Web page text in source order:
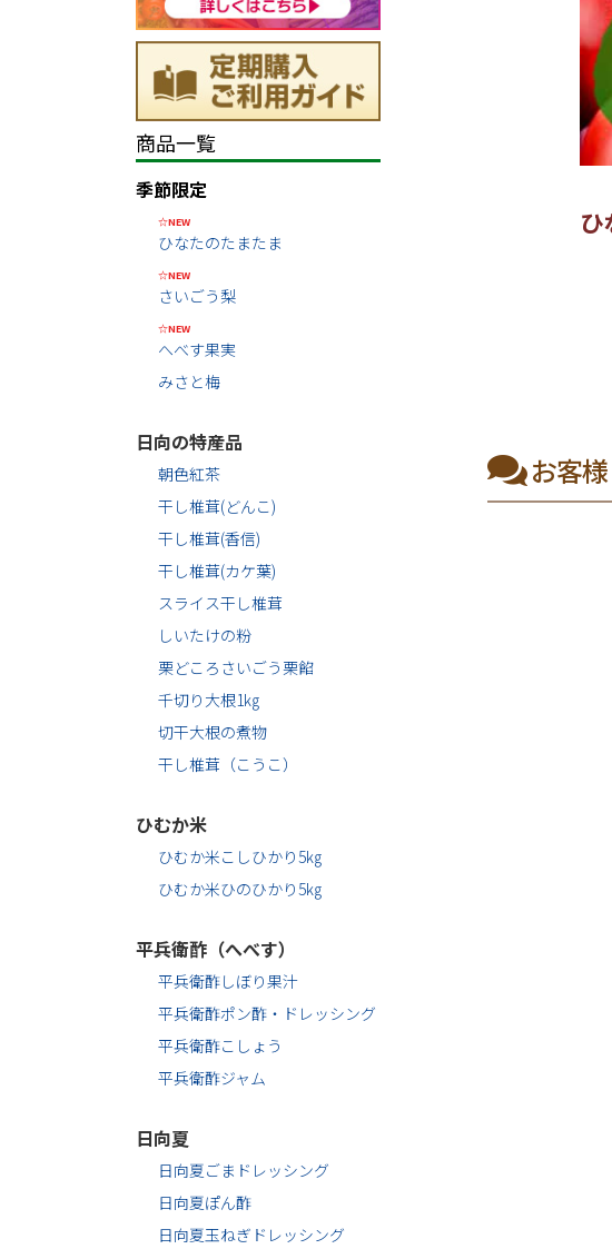
商品一覧
季節限定
☆NEW
ひなたのたまたま
☆NEW
さいごう梨
☆NEW
へべす果実
みさと梅
日向の特産品
朝色紅茶
干し椎茸(どんこ)
干し椎茸(香信)
干し椎茸(カケ葉)
スライス干し椎茸
しいたけの粉
栗どころさいごう栗餡
千切り大根1㎏
切干大根の煮物
干し椎茸（こうこ）
ひむか米
ひむか米こしひかり5㎏
ひむか米ひのひかり5㎏
平兵衛酢（へべす）
平兵衛酢しぼり果汁
平兵衛酢ポン酢・ドレッシング
平兵衛酢こしょう
平兵衛酢ジャム
日向夏
日向夏ごまドレッシング
日向夏ぽん酢
日向夏玉ねぎドレッシング
ひ
お客